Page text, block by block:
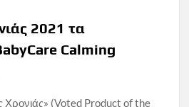
2021 τα
Calming
Χρονιάς» (Voted Product of the